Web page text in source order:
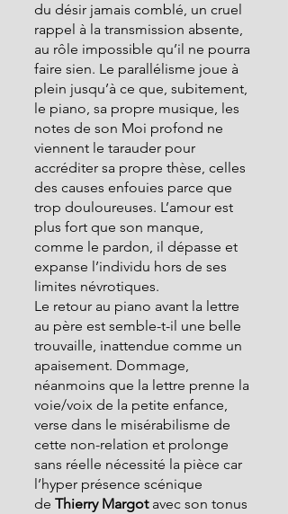
du désir jamais comblé, un cruel
rappel à la transmission absente,
au rôle impossible qu’il ne pourra
faire sien. Le parallélisme joue à
plein jusqu’à ce que, subitement,
le piano, sa propre musique, les
notes de son Moi profond ne
viennent le tarauder pour
accréditer sa propre thèse, celles
des causes enfouies parce que
trop douloureuses. L’amour est
plus fort que son manque,
comme le pardon, il dépasse et
expanse l’individu hors de ses
limites névrotiques.
Le retour au piano avant la lettre
au père est semble-t-il une belle
trouvaille, inattendue comme un
apaisement. Dommage,
néanmoins que la lettre prenne la
voie/voix de la petite enfance,
verse dans le misérabilisme de
cette non-relation et prolonge
sans réelle nécessité la pièce car
l’hyper présence scénique
de Thierry Margot avec son tonus